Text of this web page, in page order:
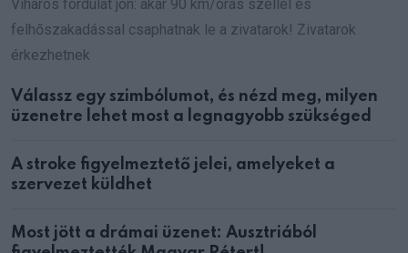
Viharos fordulat jön: akár 90 km/órás széllel és
felhőszakadással csaphatnak le a zivatarok! Zivatarok
érkezhetnek
Válassz egy szimbólumot, és nézd meg, milyen
üzenetre lehet most a legnagyobb szükséged
A stroke figyelmeztető jelei, amelyeket a
szervezet küldhet
Most jött a drámai üzenet: Ausztriából